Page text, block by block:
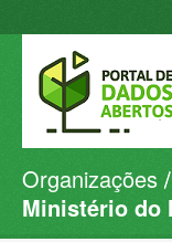
Conjuntos de
Organizações
Organizações
Ministério do